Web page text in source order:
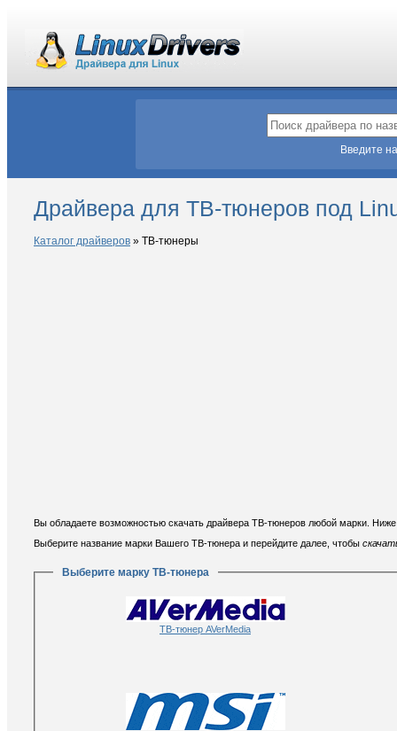
Введите
Драйвера для ТВ-тюнеров под
Каталог драйверов » ТВ-тюнеры
Вы обладаете возможностью скачать драйвера ТВ-тюнеров любой марки.
Выберите название марки Вашего ТВ-тюнера и перейдите далее, чтобы
Выберите марку ТВ-тюнера
ТВ-тюнер AVerMedia